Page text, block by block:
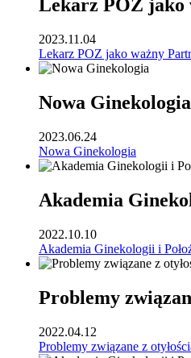
Lekarz POZ jako
2023.11.04
Lekarz POZ jako ważny
Nowa Ginekologia
2023.06.24
Nowa Ginekologia
Akademia
2022.10.10
Akademia Ginekologii i
Problemy
2022.04.12
Problemy związane z